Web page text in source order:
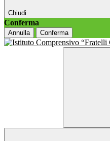
Chiudi
Conferma
Annulla Conferma